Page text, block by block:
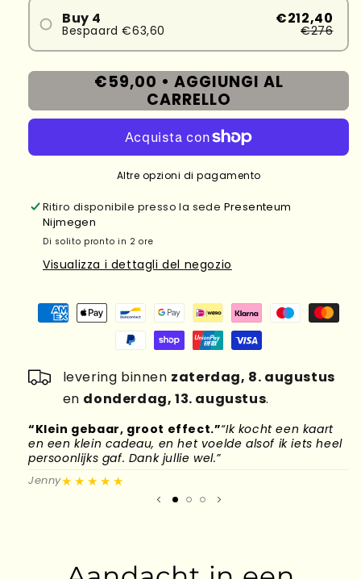
Buy 4
Bespaard €63,60
€212,40
€276
€59,00 • AGGIUNGI AL
CARRELLO
Altre opzioni di pagamento
Ritiro disponibile presso la sede Presenteum
Nijmegen
Di solito pronto in 2 ore
Visualizza i dettagli del negozio
levering binnen zaterdag, 8. augustus
en donderdag, 13. augustus.
“Klein gebaar, groot effect.”“Ik kocht een kaart
en een klein cadeau, en het voelde alsof ik iets heel
persoonlijks gaf. Dank jullie wel.”
Jenny★★★★★